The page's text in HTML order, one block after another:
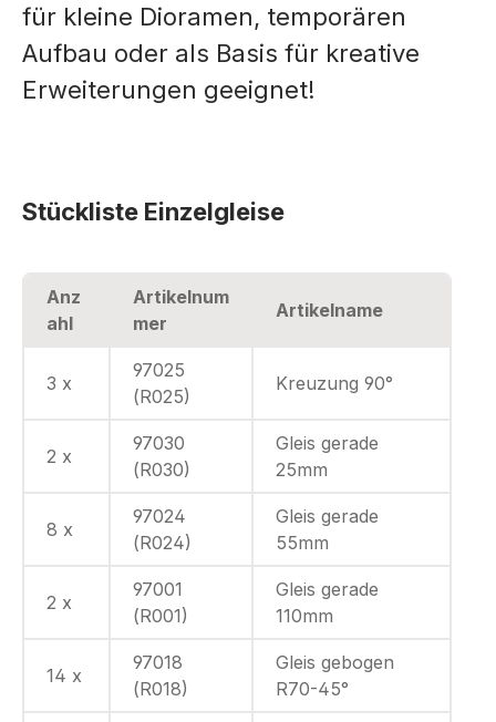
für kleine Dioramen, temporären
Aufbau oder als Basis für kreative
Erweiterungen geeignet!
Stückliste Einzelgleise
Anz
ahl
Artikelnum
mer
Artikelname
3 x
97025
(R025)
Kreuzung 90°
2 x
97030
(R030)
Gleis gerade
25mm
8 x
97024
(R024)
Gleis gerade
55mm
2 x
97001
(R001)
Gleis gerade
110mm
14 x
97018
(R018)
Gleis gebogen
R70-45°